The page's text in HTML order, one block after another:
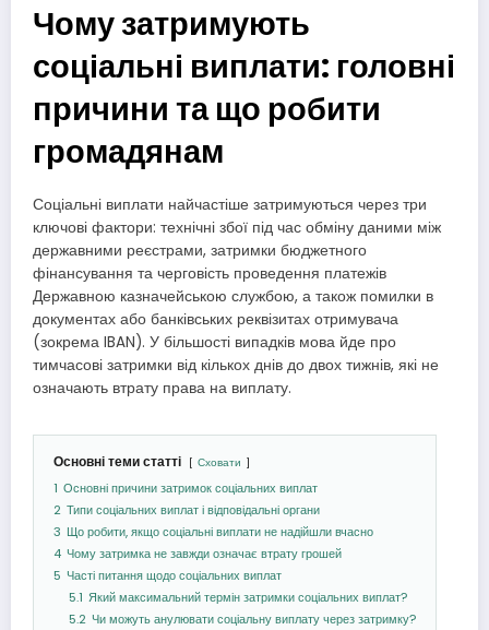
Чому затримують
соціальні виплати: головні
причини та що робити
громадянам
Соціальні виплати найчастіше затримуються через три
ключові фактори: технічні збої під час обміну даними між
державними реєстрами, затримки бюджетного
фінансування та черговість проведення платежів
Державною казначейською службою, а також помилки в
документах або банківських реквізитах отримувача
(зокрема IBAN). У більшості випадків мова йде про
тимчасові затримки від кількох днів до двох тижнів, які не
означають втрату права на виплату.
Основні теми статті Сховати
1 Основні причини затримок соціальних виплат
2 Типи соціальних виплат і відповідальні органи
3 Що робити, якщо соціальні виплати не надійшли вчасно
4 Чому затримка не завжди означає втрату грошей
5 Часті питання щодо соціальних виплат
5.1 Який максимальний термін затримки соціальних виплат?
5.2 Чи можуть анулювати соціальну виплату через затримку?